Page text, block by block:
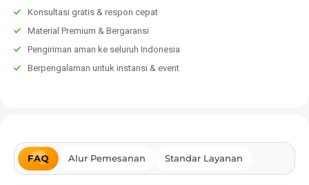
Konsultasi gratis & respon cepat
Material Premium & Bergaransi
Pengiriman aman ke seluruh Indonesia
Berpengalaman untuk instansi & event
FAQ Alur Pemesanan Standar Layanan